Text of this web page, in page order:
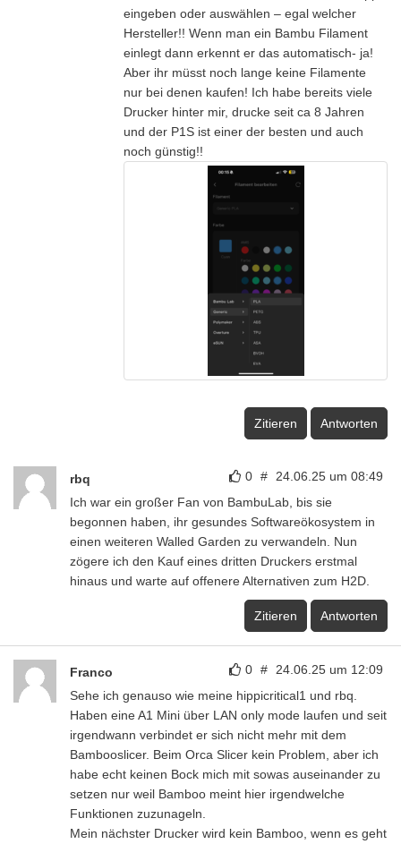
eingeben oder auswählen – egal welcher
Hersteller!! Wenn man ein Bambu Filament
einlegt dann erkennt er das automatisch- ja!
Aber ihr müsst noch lange keine Filamente
nur bei denen kaufen! Ich habe bereits viele
Drucker hinter mir, drucke seit ca 8 Jahren
und der P1S ist einer der besten und auch
noch günstig!!
Zitieren Antworten
0 # 24.06.25 um 08:49
rbq
Ich war ein großer Fan von BambuLab, bis sie
begonnen haben, ihr gesundes Softwareökosystem in
einen weiteren Walled Garden zu verwandeln. Nun
zögere ich den Kauf eines dritten Druckers erstmal
hinaus und warte auf offenere Alternativen zum H2D.
Zitieren Antworten
0 # 24.06.25 um 12:09
Franco
Sehe ich genauso wie meine hippicritical1 und rbq.
Haben eine A1 Mini über LAN only mode laufen und seit
irgendwann verbindet er sich nicht mehr mit dem
Bambooslicer. Beim Orca Slicer kein Problem, aber ich
habe echt keinen Bock mich mit sowas auseinander zu
setzen nur weil Bamboo meint hier irgendwelche
Funktionen zuzunageln.
Mein nächster Drucker wird kein Bamboo, wenn es geht